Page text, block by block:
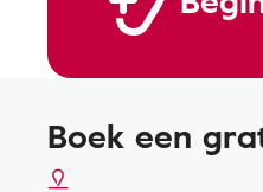
Boek een